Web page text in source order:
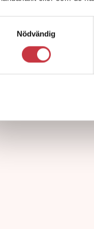
Nödvändig
Facebook